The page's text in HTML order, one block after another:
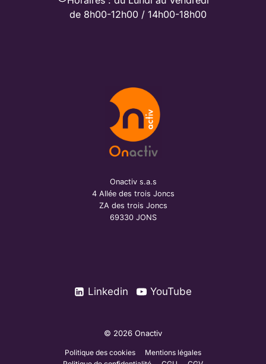
de 8h00-12h00 / 14h00-18h00
Onactiv s.a.s
4 Allée des trois Joncs
ZA des trois Joncs
69330 JONS
Linkedin YouTube
© 2026 Onactiv
Politique des cookies
Mentions légales